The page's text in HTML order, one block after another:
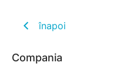
înapoi
Compania